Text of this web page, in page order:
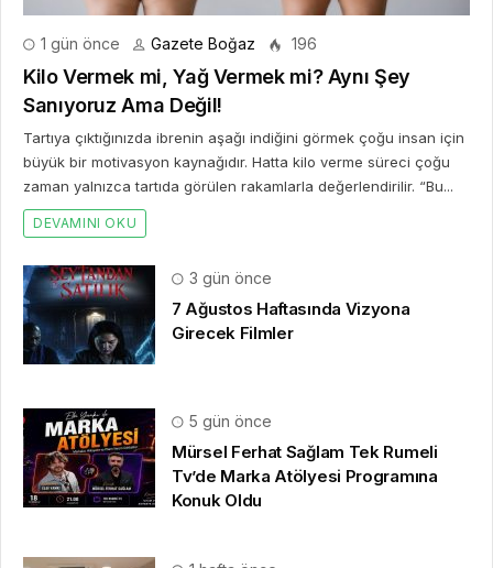
1 gün önce Gazete Boğaz 196
Kilo Vermek mi, Yağ Vermek mi? Aynı Şey
Sanıyoruz Ama Değil!
Tartıya çıktığınızda ibrenin aşağı indiğini görmek çoğu insan için
büyük bir motivasyon kaynağıdır. Hatta kilo verme süreci çoğu
zaman yalnızca tartıda görülen rakamlarla değerlendirilir. “Bu...
DEVAMINI OKU
3 gün önce
7 Ağustos Haftasında Vizyona
Girecek Filmler
5 gün önce
Mürsel Ferhat Sağlam Tek Rumeli
Tv’de Marka Atölyesi Programına
Konuk Oldu